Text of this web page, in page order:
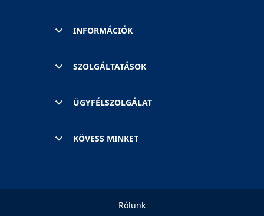
INFORMÁCIÓK
SZOLGÁLTATÁSOK
ÜGYFÉLSZOLGÁLAT
KÖVESS MINKET
Rólunk